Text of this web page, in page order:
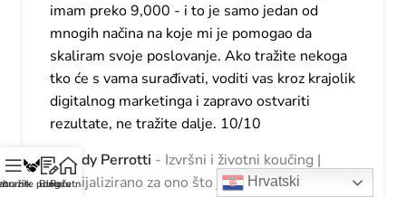
imam preko 9,000 - i to je samo jedan od
mnogih načina na koje mi je pomogao da
skaliram svoje poslovanje. Ako tražite nekoga
tko će s vama surađivati, voditi vas kroz krajolik
digitalnog marketinga i zapravo ostvariti
rezultate, ne tražite dalje. 10/10
Wendy Perrotti
Izvršni i životni koučing |
Specijalizirano za ono što je sljedeće za žene
ponudu
BlogPočetna Hrvatski